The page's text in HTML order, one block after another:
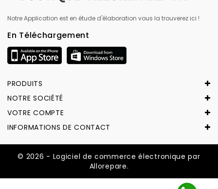
Notre Application est en étude d'élaboration vous la trouverez ici !
En Téléchargement
PRODUITS
NOTRE SOCIÉTÉ
VOTRE COMPTE
INFORMATIONS DE CONTACT
© 2026 - Logiciel de commerce électronique par
Allorepare.